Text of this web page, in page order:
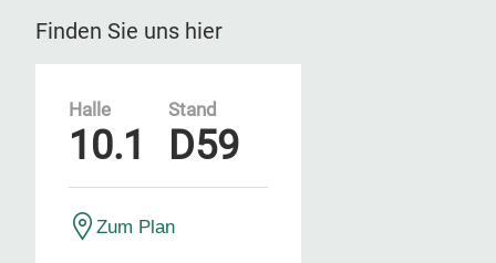
Finden Sie uns hier
Halle
10.1
Stand
D59
Zum Plan